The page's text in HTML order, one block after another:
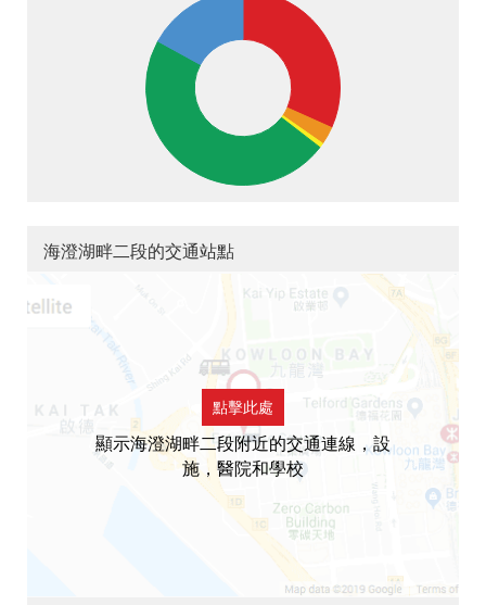
海澄湖畔二段的交通站點
點擊此處
顯示海澄湖畔二段附近的交通連線，設
施，醫院和學校